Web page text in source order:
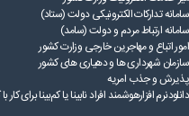
سامانه تدارکات الکترونیکی دولت (ستاد)
سامانه ارتباط مردم و دولت (سامد)
امور اتباع و مهاجرین خارجی وزارت کشور
سازمان شهرداری ها و دهیاری های کشور
پذیرش و جذب امریه
دانلودنرم افزارهوشمند افراد نابینا یا کم‌بینا برای کار با